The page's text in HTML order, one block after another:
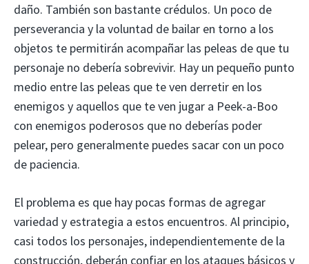
daño. También son bastante crédulos. Un poco de
perseverancia y la voluntad de bailar en torno a los
objetos te permitirán acompañar las peleas de que tu
personaje no debería sobrevivir. Hay un pequeño punto
medio entre las peleas que te ven derretir en los
enemigos y aquellos que te ven jugar a Peek-a-Boo
con enemigos poderosos que no deberías poder
pelear, pero generalmente puedes sacar con un poco
de paciencia.
El problema es que hay pocas formas de agregar
variedad y estrategia a estos encuentros. Al principio,
casi todos los personajes, independientemente de la
construcción, deberán confiar en los ataques básicos y